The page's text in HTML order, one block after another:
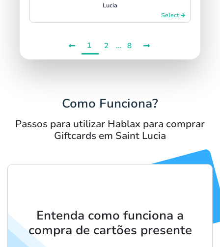
Lucia
Select
1 2 ... 8
Como Funciona?
Passos para utilizar Hablax para comprar
Giftcards em Saint Lucia
Entenda como funciona a
compra de cartões presente